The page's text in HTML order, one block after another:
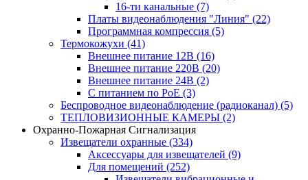
16-ти канальные (7)
Платы видеонаблюдения "Линия" (22)
Программная компрессия (5)
Термокожухи (41)
Внешнее питание 12В (16)
Внешнее питание 220В (20)
Внешнее питание 24В (2)
С питанием по PoE (3)
Беспроводное видеонаблюдение (радиоканал) (5)
ТЕПЛОВИЗИОННЫЕ КАМЕРЫ (2)
Охранно-Пожарная Сигнализация
Извещатели охранные (334)
Аксессуары для извещателей (9)
Для помещений (252)